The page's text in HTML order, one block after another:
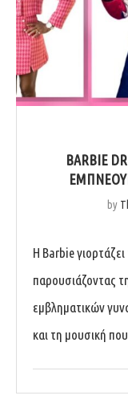
BARBIE
by
Η Barbie
παρουσιάζοντας
εμβληματικών
και τη μουσική